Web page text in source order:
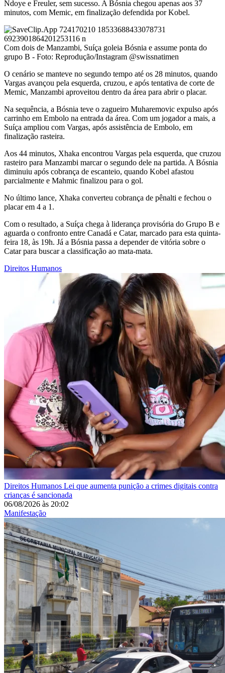
Ndoye e Freuler, sem sucesso. A Bósnia chegou apenas aos 37
minutos, com Memic, em finalização defendida por Kobel.
Com dois de Manzambi, Suíça goleia Bósnia e assume ponta do
grupo B - Foto: Reprodução/Instagram @swissnatimen
O cenário se manteve no segundo tempo até os 28 minutos, quando
Vargas avançou pela esquerda, cruzou, e após tentativa de corte de
Memic, Manzambi aproveitou dentro da área para abrir o placar.
Na sequência, a Bósnia teve o zagueiro Muharemovic expulso após
carrinho em Embolo na entrada da área. Com um jogador a mais, a
Suíça ampliou com Vargas, após assistência de Embolo, em
finalização rasteira.
Aos 44 minutos, Xhaka encontrou Vargas pela esquerda, que cruzou
rasteiro para Manzambi marcar o segundo dele na partida. A Bósnia
diminuiu após cobrança de escanteio, quando Kobel afastou
parcialmente e Mahmic finalizou para o gol.
No último lance, Xhaka converteu cobrança de pênalti e fechou o
placar em 4 a 1.
Com o resultado, a Suíça chega à liderança provisória do Grupo B e
aguarda o confronto entre Canadá e Catar, marcado para esta quinta-
feira 18, às 19h. Já a Bósnia passa a depender de vitória sobre o
Catar para buscar a classificação ao mata-mata.
Direitos Humanos
Direitos Humanos Lei que aumenta punição a crimes digitais contra
crianças é sancionada
06/08/2026 às 20:02
Manifestação